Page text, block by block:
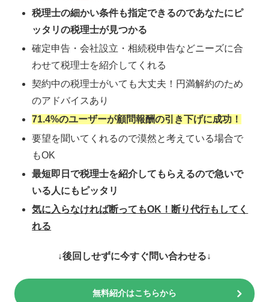
税理士の細かい条件も指定できるのであなたにピ
ッタリの税理士が見つかる
確定申告・会社設立・相続税申告などニーズに合
わせて税理士を紹介してくれる
契約中の税理士がいても大丈夫！円満解約のため
のアドバイスあり
71.4%のユーザーが顧問報酬の引き下げに成功！
要望を聞いてくれるので漠然と考えている場合で
もOK
最短即日で税理士を紹介してもらえるので急いで
いる人にもピッタリ
気に入らなければ断ってもOK！断り代行もしてく
れる
↓後回しせずに今すぐ問い合わせる↓
無料紹介はこちらから